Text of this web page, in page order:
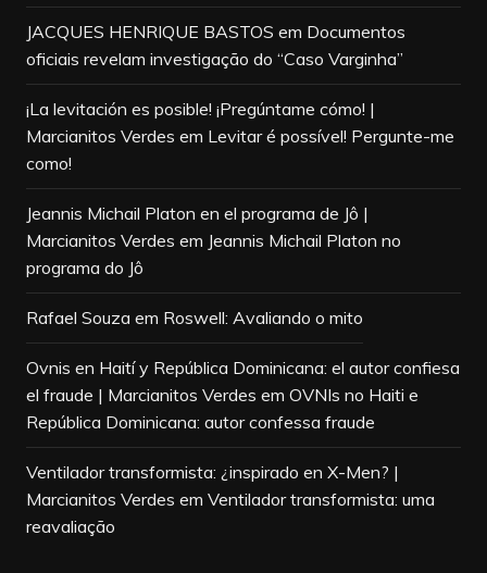
JACQUES HENRIQUE BASTOS em Documentos
oficiais revelam investigação do “Caso Varginha”
¡La levitación es posible! ¡Pregúntame cómo! |
Marcianitos Verdes em Levitar é possível! Pergunte-me
como!
Jeannis Michail Platon en el programa de Jô |
Marcianitos Verdes em Jeannis Michail Platon no
programa do Jô
Rafael Souza em Roswell: Avaliando o mito
Ovnis en Haití y República Dominicana: el autor confiesa
el fraude | Marcianitos Verdes em OVNIs no Haiti e
República Dominicana: autor confessa fraude
Ventilador transformista: ¿inspirado en X-Men? |
Marcianitos Verdes em Ventilador transformista: uma
reavaliação